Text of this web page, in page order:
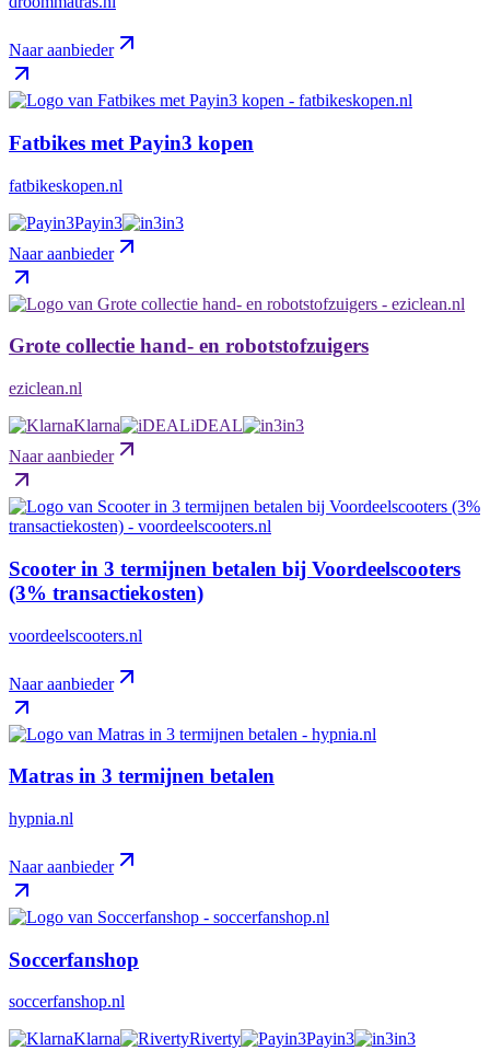
Naar aanbieder
Fatbikes met Payin3 kopen
fatbikeskopen.nl
Payin3
in3
Naar aanbieder
Grote collectie hand- en robotstofzuigers
eziclean.nl
Klarna
iDEAL
in3
Naar aanbieder
Scooter in 3 termijnen betalen bij Voordeelscooters
(3% transactiekosten)
voordeelscooters.nl
Naar aanbieder
Matras in 3 termijnen betalen
hypnia.nl
Naar aanbieder
Soccerfanshop
soccerfanshop.nl
Klarna
Riverty Payin3
in3